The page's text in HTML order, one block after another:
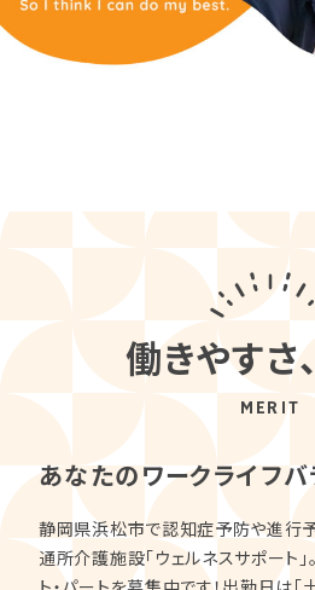
働きやすさ
MERIT
あなたのワークライフバ
静岡県浜松市で認知症予防や進行
通所介護施設「ウェルネスサポート